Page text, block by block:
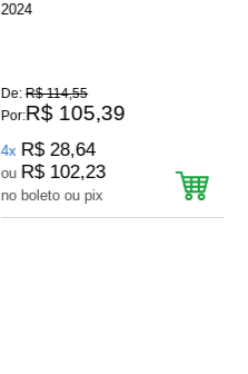
2024
De:R$ 114,55
Por:R$ 105,39
4x R$ 28,64
ou R$ 102,23
no boleto ou pix